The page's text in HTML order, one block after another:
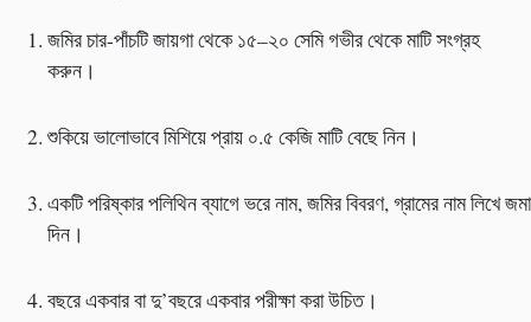
জমির চার-পাঁচটি জায়গা থেকে ১৫–২০ সেমি গভীর থেকে মাটি সংগ্রহ
করুন।
শুকিয়ে ভালোভাবে মিশিয়ে প্রায় ০.৫ কেজি মাটি বেছে নিন।
একটি পরিষ্কার পলিথিন ব্যাগে ভরে নাম, জমির বিবরণ, গ্রামের নাম লিখে জমা
দিন।
বছরে একবার বা দু’বছরে একবার পরীক্ষা করা উচিত।